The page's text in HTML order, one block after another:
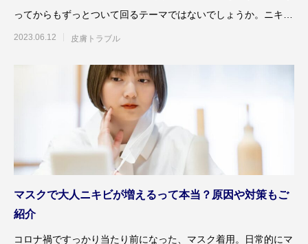
ってからもずっとついて回るテーマではないでしょうか。ニキビ
ができてしまうだけでも
2023.06.12 皮膚トラブル
マスクで大人ニキビが増えるって本当？原因や対策もご
紹介
コロナ禍ですっかり当たり前になった、マスク着用。日常的にマ